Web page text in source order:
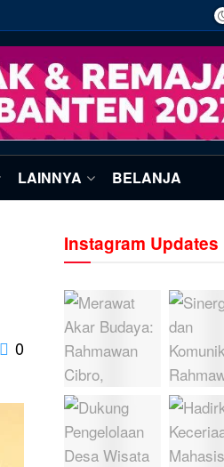
LAINNYA BELANJA
0
Instagram Updates